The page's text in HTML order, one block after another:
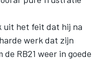
uit het feit dat hij na
werk dat zijn
RB21 weer in goede